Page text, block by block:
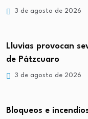
3 de agosto de 2026
Lluvias provocan
de Pátzcuaro
3 de agosto de 2026
Bloqueos e